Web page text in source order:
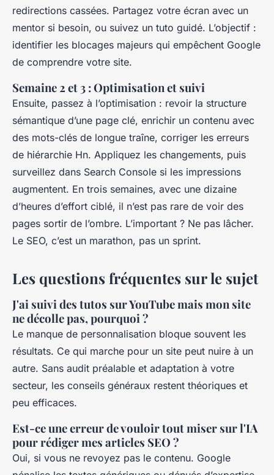
redirections cassées. Partagez votre écran avec un
mentor si besoin, ou suivez un tuto guidé. L’objectif :
identifier les blocages majeurs qui empêchent Google
de comprendre votre site.
Semaine 2 et 3 : Optimisation et suivi
Ensuite, passez à l’optimisation : revoir la structure
sémantique d’une page clé, enrichir un contenu avec
des mots-clés de longue traîne, corriger les erreurs
de hiérarchie Hn. Appliquez les changements, puis
surveillez dans Search Console si les impressions
augmentent. En trois semaines, avec une dizaine
d’heures d’effort ciblé, il n’est pas rare de voir des
pages sortir de l’ombre. L’important ? Ne pas lâcher.
Le SEO, c’est un marathon, pas un sprint.
Les questions fréquentes sur le sujet
J'ai suivi des tutos sur YouTube mais mon site
ne décolle pas, pourquoi ?
Le manque de personnalisation bloque souvent les
résultats. Ce qui marche pour un site peut nuire à un
autre. Sans audit préalable et adaptation à votre
secteur, les conseils généraux restent théoriques et
peu efficaces.
Est-ce une erreur de vouloir tout miser sur l'IA
pour rédiger mes articles SEO ?
Oui, si vous ne revoyez pas le contenu. Google